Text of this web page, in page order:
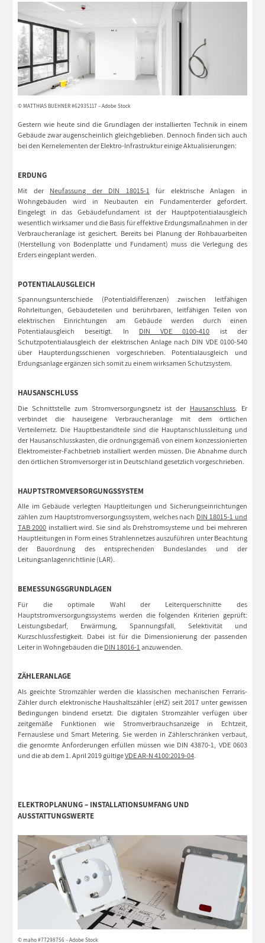
© MATTHIAS BUEHNER #62935117 – Adobe Stock
Gestern wie heute sind die Grundlagen der installierten Technik in einem
Gebäude zwar augenscheinlich gleichgeblieben. Dennoch finden sich auch
bei den Kernelementen der Elektro-Infrastruktur einige Aktualisierungen:
ERDUNG
Mit der Neufassung der DIN 18015-1 für elektrische Anlagen in
Wohngebäuden wird in Neubauten ein Fundamenterder gefordert.
Eingelegt in das Gebäudefundament ist der Hauptpotentialausgleich
wesentlich wirksamer und die Basis für effektive Erdungsmaßnahmen in der
Verbraucheranlage ist gesichert. Bereits bei Planung der Rohbauarbeiten
(Herstellung von Bodenplatte und Fundament) muss die Verlegung des
Erders eingeplant werden.
POTENTIALAUSGLEICH
Spannungsunterschiede (Potentialdifferenzen) zwischen leitfähigen
Rohrleitungen, Gebäudeteilen und berührbaren, leitfähigen Teilen von
elektrischen Einrichtungen am Gebäude werden durch einen
Potentialausgleich beseitigt. In DIN VDE 0100-410 ist der
Schutzpotentialausgleich der elektrischen Anlage nach DIN VDE 0100-540
über Haupterdungsschienen vorgeschrieben. Potentialausgleich und
Erdungsanlage ergänzen sich somit zu einem wirksamen Schutzsystem.
HAUSANSCHLUSS
Die Schnittstelle zum Stromversorgungsnetz ist der Hausanschluss. Er
verbindet die hauseigene Verbraucheranlage mit dem örtlichen
Verteilernetz. Die Hauptbestandteile sind die Hauptanschlussleitung und
der Hausanschlusskasten, die ordnungsgemäß von einem konzessionierten
Elektromeister-Fachbetrieb installiert werden müssen. Die Abnahme durch
den örtlichen Stromversorger ist in Deutschland gesetzlich vorgeschrieben.
HAUPTSTROMVERSORGUNGSSYSTEM
Alle im Gebäude verlegten Hauptleitungen und Sicherungseinrichtungen
zählen zum Hauptstromversorgungssystem, welches nach DIN 18015-1 und
TAB 2000 installiert wird. Sie sind als Drehstromsysteme und bei mehreren
Hauptleitungen in Form eines Strahlennetzes auszuführen unter Beachtung
der Bauordnung des entsprechenden Bundeslandes und der
Leitungsanlagenrichtlinie (LAR).
BEMESSUNGSGRUNDLAGEN
Für die optimale Wahl der Leiterquerschnitte des
Hauptstromversorgungssystems werden die folgenden Kriterien geprüft:
Leistungsbedarf, Erwärmung, Spannungsfall, Selektivität und
Kurzschlussfestigkeit. Dabei ist für die Dimensionierung der passenden
Leiter in Wohngebäuden dieDIN 18016-1anzuwenden.
ZÄHLERANLAGE
Als geeichte Stromzähler werden die klassischen mechanischen Ferraris-
Zähler durch elektronische Haushaltszähler (eHZ) seit 2017 unter gewissen
Bedingungen bindend ersetzt. Die digitalen Stromzähler verfügen über
zeitgemäße Funktionen wie Stromverbrauchsanzeige in Echtzeit,
Fernauslese und Smart Metering. Sie werden in Zählerschränken verbaut,
die genormte Anforderungen erfüllen müssen wie DIN 43870-1, VDE 0603
und die ab dem 1. April 2019 gültigeVDE AR-N 4100:2019-04.
ELEKTROPLANUNG – INSTALLATIONSUMFANG UND
AUSSTATTUNGSWERTE
© maho #77298756 – Adobe Stock